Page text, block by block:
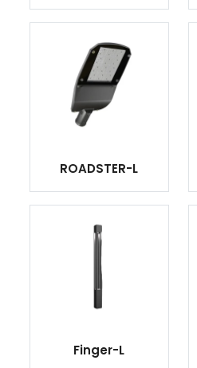
ROADSTER-L
Finger-L